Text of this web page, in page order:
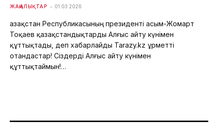
ЖАҢАЛЫҚТАР 01.03.2026
Қазақстан Республикасының президенті Қасым-Жомарт
Тоқаев қазақстандықтарды Алғыс айту күнімен
құттықтады, деп хабарлайды Tarazy.kz Құрметті
отандастар! Сіздерді Алғыс айту күнімен
құттықтаймын!…